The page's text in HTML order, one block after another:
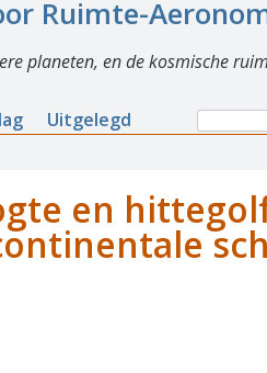
Ruimte-
planeten, en de kosmische
Uitgelegd Search
en